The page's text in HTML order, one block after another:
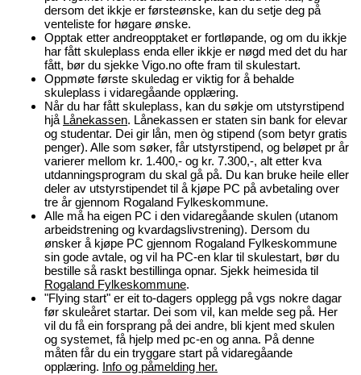
dersom det ikkje er førsteønske, kan du setje deg på
venteliste for høgare ønske.
Opptak etter andreopptaket er fortløpande, og om du ikkje
har fått skuleplass enda eller ikkje er nøgd med det du har
fått, bør du sjekke Vigo.no ofte fram til skulestart.
Oppmøte første skuledag er viktig for å behalde
skuleplass i vidaregåande opplæring.
Når du har fått skuleplass, kan du søkje om utstyrstipend
hjå Lånekassen. Lånekassen er staten sin bank for elevar
og studentar. Dei gir lån, men òg stipend (som betyr gratis
penger). Alle som søker, får utstyrstipend, og beløpet pr år
varierer mellom kr. 1.400,- og kr. 7.300,-, alt etter kva
utdanningsprogram du skal gå på. Du kan bruke heile eller
deler av utstyrstipendet til å kjøpe PC på avbetaling over
tre år gjennom Rogaland Fylkeskommune.
Alle må ha eigen PC i den vidaregåande skulen (utanom
arbeidstrening og kvardagslivstrening). Dersom du
ønsker å kjøpe PC gjennom Rogaland Fylkeskommune
sin gode avtale, og vil ha PC-en klar til skulestart, bør du
bestille så raskt bestillinga opnar. Sjekk heimesida til
Rogaland Fylkeskommune.
"Flying start" er eit to-dagers opplegg på vgs nokre dagar
før skuleåret startar. Dei som vil, kan melde seg på. Her
vil du få ein forsprang på dei andre, bli kjent med skulen
og systemet, få hjelp med pc-en og anna. På denne
måten får du ein tryggare start på vidaregåande
opplæring. Info og påmelding her.